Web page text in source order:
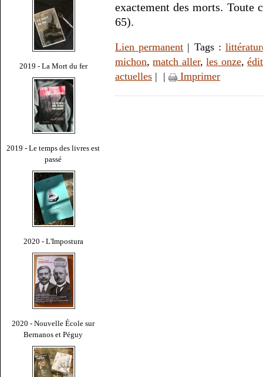
2019 - La Mort du fer
2019 - Le temps des livres est
passé
2020 - L'Impostura
2020 - Nouvelle École sur
Bernanos et Péguy
exactement des morts. Toute
65).
Lien permanent | Tags :
michon,match aller,les onze,
actuelles | | Imprimer